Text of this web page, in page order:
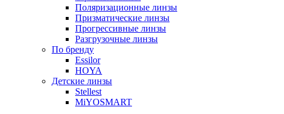
Поляризационные линзы
Призматические линзы
Прогрессивные линзы
Разгрузочные линзы
По бренду
Essilor
HOYA
Детские линзы
Stellest
MiYOSMART